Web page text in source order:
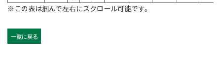
※この表は掴んで左右にスクロール可能です。
一覧に戻る